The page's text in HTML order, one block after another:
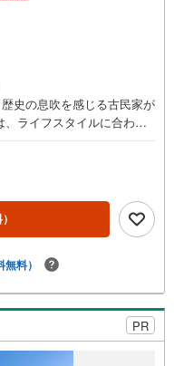
史の息吹を感じる古民家が
ライフスタイルに合わせ
向上にも期待が高まりま
いを創り上げ、豊かな田
る古民家で、理想の暮ら
ェクトを今、ここから始め
民家住宅です・古民家リノ
も無理なく通えます・徒歩
】市川、船橋、松戸を中心
います・経験豊富なスタッ
無料）
PR